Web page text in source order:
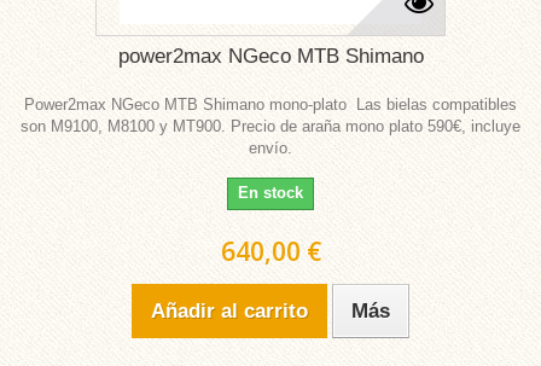
power2max NGeco MTB Shimano
Power2max NGeco MTB Shimano mono-plato Las bielas compatibles
son M9100, M8100 y MT900. Precio de araña mono plato 590€, incluye
envío.
En stock
640,00 €
Añadir al carrito Más